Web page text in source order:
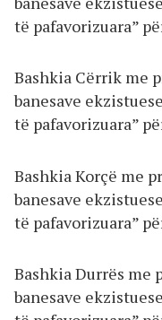
të pafavorizuara”
Bashkia Cërrik me
banesave
të pafavorizuara”
Bashkia Korçë me
banesave
të pafavorizuara”
Bashkia Durrës me
banesave